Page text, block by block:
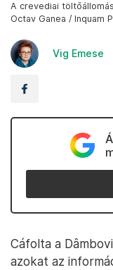
A crevediai
Octav Ganea / Inquam
Vig Emese
Cáfolta a
azokat az